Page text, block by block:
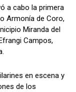
a cabo la primera
Armonía de Coro,
Miranda del
Campos,
en escena y
de los